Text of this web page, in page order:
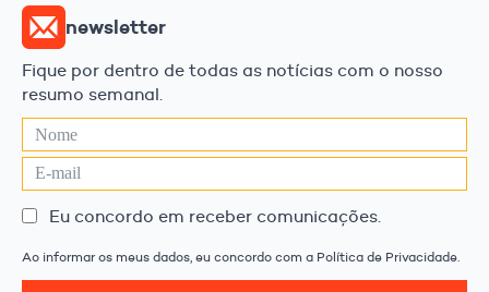
newsletter
Fique por dentro de todas as notícias com o nosso
resumo semanal.
Eu concordo em receber comunicações.
Ao informar os meus dados, eu concordo com a Política de Privacidade.